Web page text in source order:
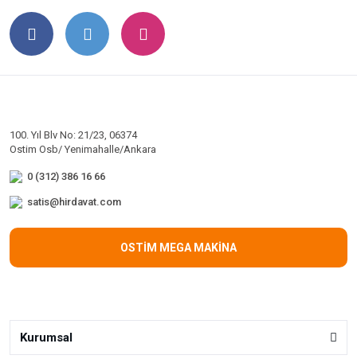
100. Yıl Blv No: 21/23, 06374
Ostim Osb/ Yenimahalle/Ankara
0 (312) 386 16 66
satis@hirdavat.com
OSTİM MEGA MAKİNA
Kurumsal